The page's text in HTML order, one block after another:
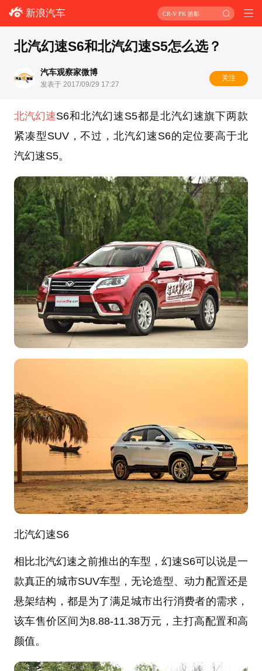
新浪汽车 CR-V PK 皓影
北汽幻速S6和北汽幻速S5怎么选？
汽车观察家微博
发表于 2017/09/29 17:27
关注
北汽幻速S6和北汽幻速S5都是北汽幻速旗下两款
紧凑型SUV，不过，北汽幻速S6的定位要高于北
汽幻速S5。
北汽幻速S6
相比北汽幻速之前推出的车型，幻速S6可以说是一
款真正的城市SUV车型，无论造型、动力配置还是
悬架结构，都是为了满足城市出行消费者的需求，
该车售价区间为8.88-11.38万元，主打高配置和高
颜值。